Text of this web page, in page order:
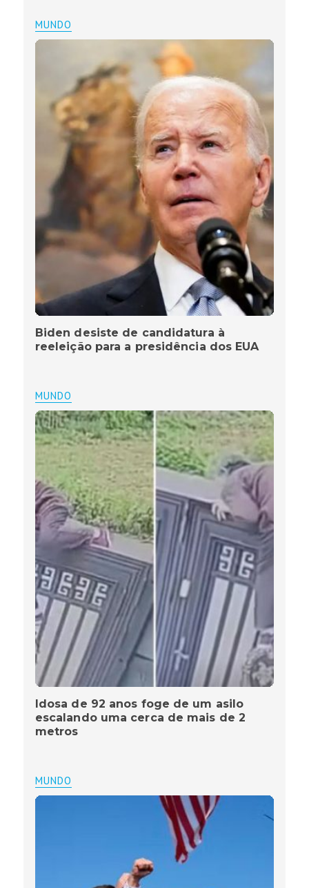
MUNDO
Biden desiste de candidatura à
reeleição para a presidência dos EUA
MUNDO
Idosa de 92 anos foge de um asilo
escalando uma cerca de mais de 2
metros
MUNDO